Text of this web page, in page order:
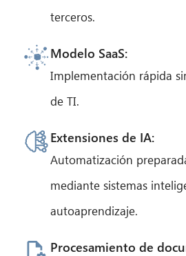
terceros.
Modelo SaaS:
Implementación rápida
de TI.
Extensiones de IA:
Automatización
mediante sistemas
autoaprendizaje.
Procesamiento de